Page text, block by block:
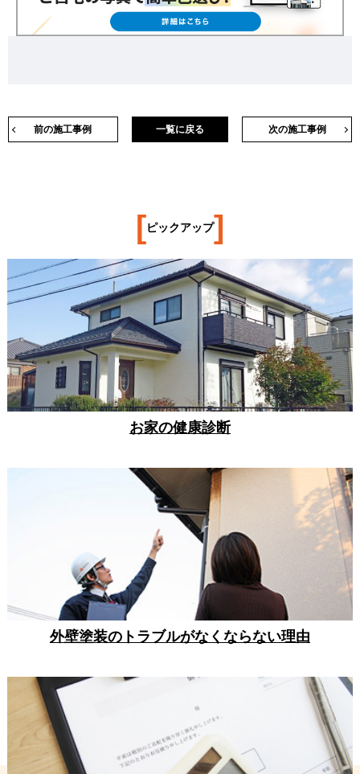
前の施工事例 次の施工事例
一覧に戻る
[ピックアップ]
お家の健康診断
外壁塗装のトラブルがなくならない理由